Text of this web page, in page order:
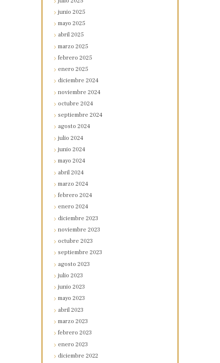
junio2025
mayo2025
abril2025
marzo2025
febrero2025
enero2025
diciembre2024
noviembre2024
octubre2024
septiembre2024
agosto2024
julio2024
junio2024
mayo2024
abril2024
marzo2024
febrero2024
enero2024
diciembre2023
noviembre2023
octubre2023
septiembre2023
agosto2023
julio2023
junio2023
mayo2023
abril2023
marzo2023
febrero2023
enero2023
diciembre2022